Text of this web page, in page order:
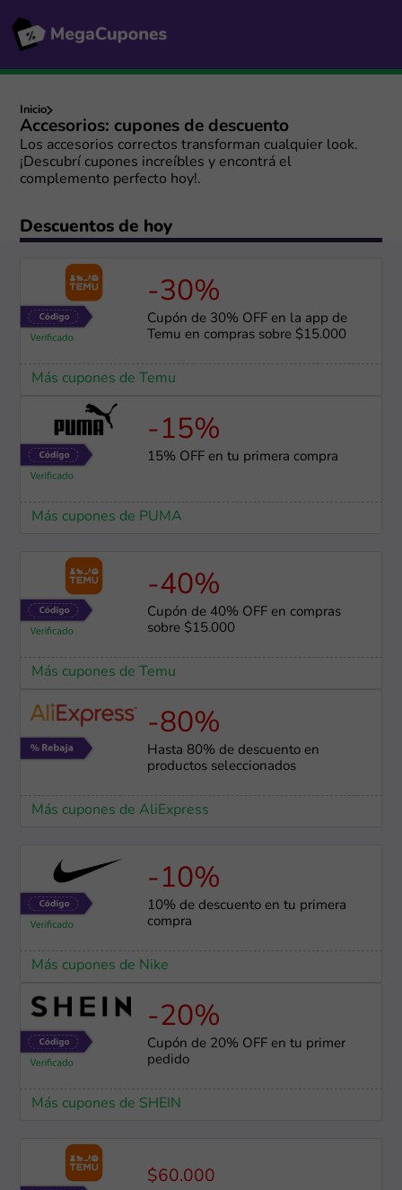
Inicio
Accesorios: cupones de descuento
Los accesorios correctos transforman cualquier look.
¡Descubrí cupones increíbles y encontrá el
complemento perfecto hoy!.
Descuentos de hoy
-30%
Cupón de 30% OFF en la app de
Temu en compras sobre $15.000
Más cupones de Temu
-15%
15% OFF en tu primera compra
Más cupones de PUMA
-40%
Cupón de 40% OFF en compras
sobre $15.000
Más cupones de Temu
-80%
Hasta 80% de descuento en
productos seleccionados
Más cupones de AliExpress
-10%
10% de descuento en tu primera
compra
Más cupones de Nike
-20%
Cupón de 20% OFF en tu primer
pedido
Más cupones de SHEIN
$60.000